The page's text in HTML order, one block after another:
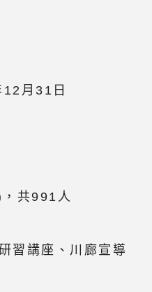
月31日
共991人
習講座、川廊宣導